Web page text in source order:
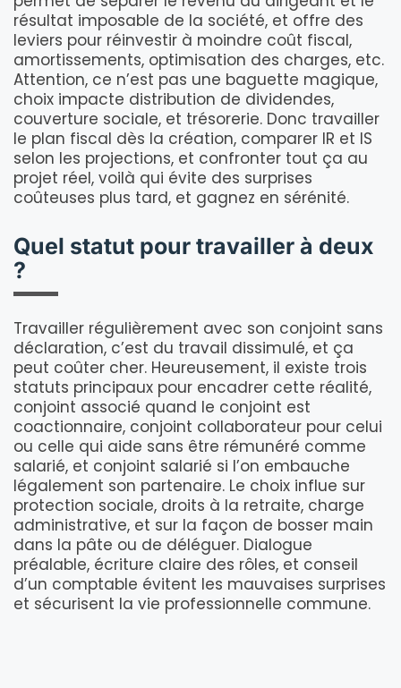
résultat imposable de la société, et offre des
leviers pour réinvestir à moindre coût fiscal,
amortissements, optimisation des charges, etc.
Attention, ce n’est pas une baguette magique,
choix impacte distribution de dividendes,
couverture sociale, et trésorerie. Donc travailler
le plan fiscal dès la création, comparer IR et IS
selon les projections, et confronter tout ça au
projet réel, voilà qui évite des surprises
coûteuses plus tard, et gagnez en sérénité.
Quel statut pour travailler à deux
?
Travailler régulièrement avec son conjoint sans
déclaration, c’est du travail dissimulé, et ça
peut coûter cher. Heureusement, il existe trois
statuts principaux pour encadrer cette réalité,
conjoint associé quand le conjoint est
coactionnaire, conjoint collaborateur pour celui
ou celle qui aide sans être rémunéré comme
salarié, et conjoint salarié si l’on embauche
légalement son partenaire. Le choix influe sur
protection sociale, droits à la retraite, charge
administrative, et sur la façon de bosser main
dans la pâte ou de déléguer. Dialogue
préalable, écriture claire des rôles, et conseil
d’un comptable évitent les mauvaises surprises
et sécurisent la vie professionnelle commune.